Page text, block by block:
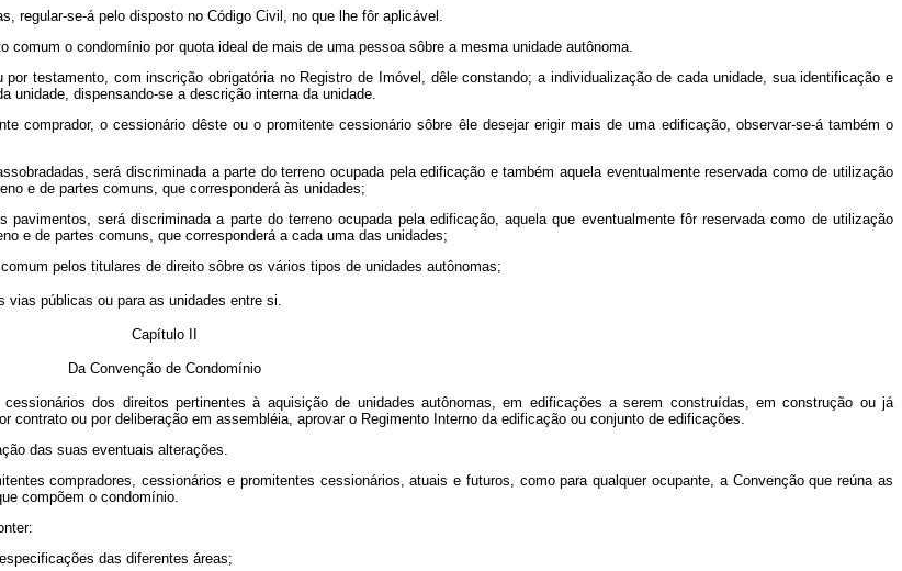
regular-se-á pelo disposto no Código Civil, no que lhe fôr aplicável.
o condomínio por quota ideal de mais de uma pessoa sôbre a mesma unidade autônoma.
testamento, com inscrição obrigatória no Registro de Imóvel, dêle constando; a individualização de cada unidade, sua identificação e
unidade, dispensando-se a descrição interna da unidade.
comprador, o cessionário dêste ou o promitente cessionário sôbre êle desejar erigir mais de uma edificação, observar-se-á também o
será discriminada a parte do terreno ocupada pela edificação e também aquela eventualmente reservada como de utilização
e de partes comuns, que corresponderá às unidades;
será discriminada a parte do terreno ocupada pela edificação, aquela que eventualmente fôr reservada como de utilização
e de partes comuns, que corresponderá a cada uma das unidades;
pelos titulares de direito sôbre os vários tipos de unidades autônomas;
públicas ou para as unidades entre si.
Capítulo II
Da Convenção de Condomínio
dos direitos pertinentes à aquisição de unidades autônomas, em edificações a serem construídas, em construção ou já
ou por deliberação em assembléia, aprovar o Regimento Interno da edificação ou conjunto de edificações.
das suas eventuais alterações.
compradores, cessionários e promitentes cessionários, atuais e futuros, como para qualquer ocupante, a Convenção que reúna as
compõem o condomínio.
das diferentes áreas;